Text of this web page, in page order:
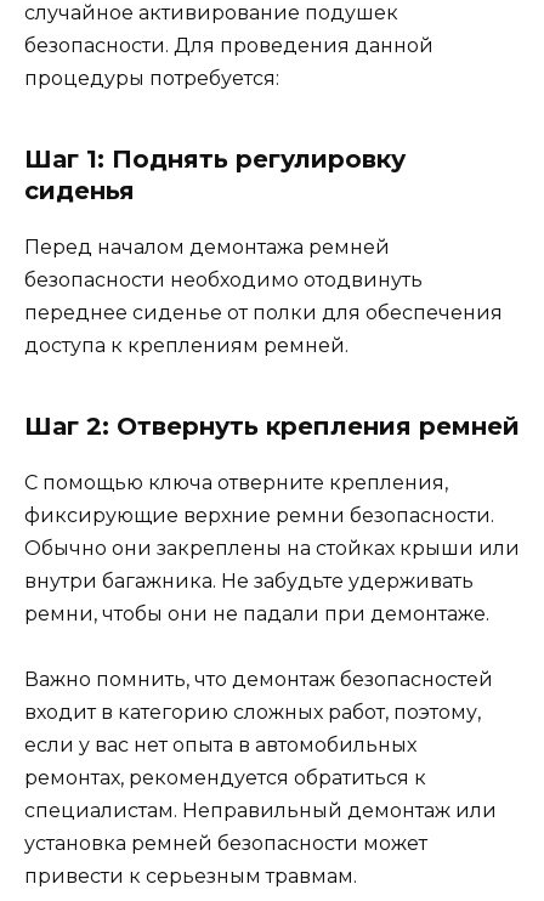
случайное активирование подушек
безопасности. Для проведения данной
процедуры потребуется:
Шаг 1: Поднять регулировку
сиденья
Перед началом демонтажа ремней
безопасности необходимо отодвинуть
переднее сиденье от полки для обеспечения
доступа к креплениям ремней.
Шаг 2: Отвернуть крепления ремней
С помощью ключа отверните крепления,
фиксирующие верхние ремни безопасности.
Обычно они закреплены на стойках крыши или
внутри багажника. Не забудьте удерживать
ремни, чтобы они не падали при демонтаже.
Важно помнить, что демонтаж безопасностей
входит в категорию сложных работ, поэтому,
если у вас нет опыта в автомобильных
ремонтах, рекомендуется обратиться к
специалистам. Неправильный демонтаж или
установка ремней безопасности может
привести к серьезным травмам.